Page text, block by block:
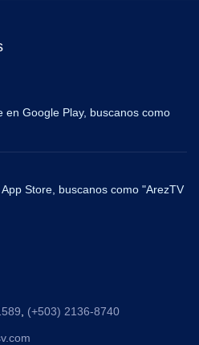
en Google Play, buscanos como
Store, buscanos como "ArezTV
(+503) 2136-8740